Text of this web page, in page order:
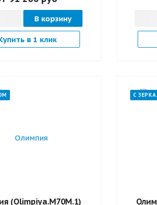
В корзину
в 1 клик
(Оlimpiya.M70M.1)
С